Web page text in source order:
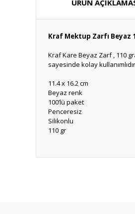
ÜRÜN
Kraf Mektup Zarfı Beyaz
Kraf Kare Beyaz Zarf , 110
sayesinde kolay
11.4 x 16.2 cm
Beyaz renk
100’lü paket
Penceresiz
Silikonlu
110 gr